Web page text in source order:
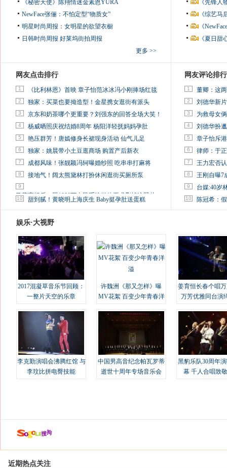
《秘密天使》陈翔情迷金素恩YURA
NewFace张俪：不怕定型“物质女”
明星时尚周报：女明星的欲望衣橱
日韩时尚周报 好莱坞街拍周报
更多 >>
《先锋
《综艺
《
《夏日
网友点击排行
1 《比利林恩》首映 章子怡范冰冰冯小刚捧场红毯
2 独家：买菜也要拗造型！金星携女逛街有派头
3 京东和奶茶哪个更重要？刘强东的回答全场大笑！
4 杨威晒照庆祝结婚8周年 杨阳洋轻抚妈妈孕肚
5 艳压群芳！唐嫣修身长裙现身活动 仙气儿足
6 独家：姚晨带小土豆逛商场 购置产后新衣
7 成都风味！张靓颖冯轲曝婚纱照 吃串串打麻将
8 接地气！阔太熊黛林打扮休闲逛街买厕所泵
9
马蓉离婚后，砸1000万人民币给媒体要求删掉这照片
10 甜到腻！黄晓明上海庆生 Baby挺孕肚送蛋糕
网友评论排行
1 董卿：这
2 刘德华新
3 为救母女
4 刘德华扮
5 章子怡斥
6 律师：于
7 王力宏否
8 王刚自曝7
9 台媒:40岁
10 陈冠希：
娱乐·大视野
2017混凝草音乐节回顾：
一整片天空的乐章
许魏洲《那又怎样》曝
MV花絮 百变少年青春洋
姜育恒长春个唱
万芳优雅同台演
李克勤演唱会沸腾红馆 与
李玟比拼电臀技能
中国男高音纪念帕瓦罗蒂
逝世十周年专场音乐会
黑豹乐队30周年
幕 千人合唱致
近期热点关注